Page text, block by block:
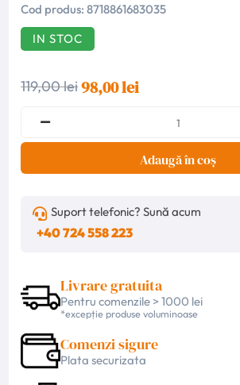
Cod produs: 8718861683035
IN STOC
119,00 lei98,00 lei
Adaugă în coș
Suport telefonic? Sună acum
+40 724 558 223
Livrare gratuita
Pentru comenzile > 1000 lei
*excepție produse voluminoase
Comenzi sigure
Plata securizata